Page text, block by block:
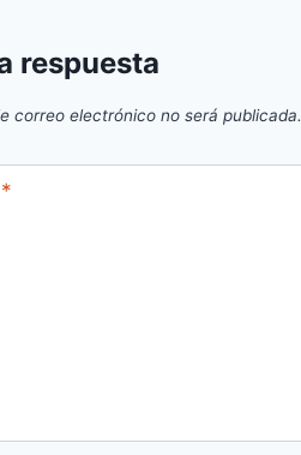
respuesta
correo electrónico no será publicada.
*